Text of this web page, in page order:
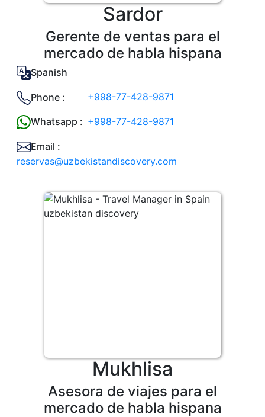
Sardor
Gerente de ventas para el
mercado de habla hispana
Spanish
Phone : +998-77-428-9871
Whatsapp : +998-77-428-9871
Email :
reservas@uzbekistandiscovery.com
Mukhlisa
Asesora de viajes para el
mercado de habla hispana